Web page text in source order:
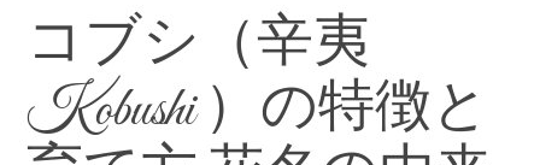
コブシ（辛夷
Kobushi ）の特徴と